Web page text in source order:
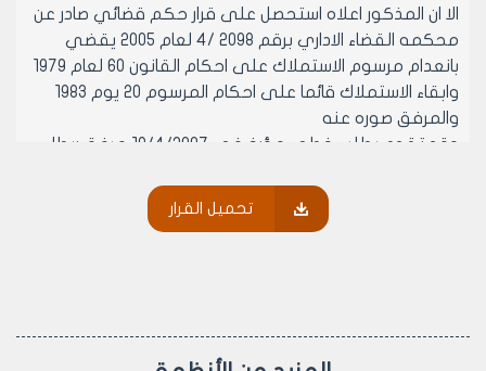
الا ان المذكور اعلاه استحصل على قرار حكم قضائي صادر عن
محكمه القضاء الاداري برقم 2098 /4 لعام 2005 يقضي
بانعدام مرسوم الاستملاك على احكام القانون 60 لعام 1979
وابقاء الاستملاك قائما على احكام المرسوم 20 يوم 1983
والمرفق صوره عنه
وقد تقدم بطلب خطي مؤرخ في 18/4/2007 مرفق ربطا
يرجى التفضل بالاطلاع والموافقة على الغاء تخصيصه من
تحميل القرار